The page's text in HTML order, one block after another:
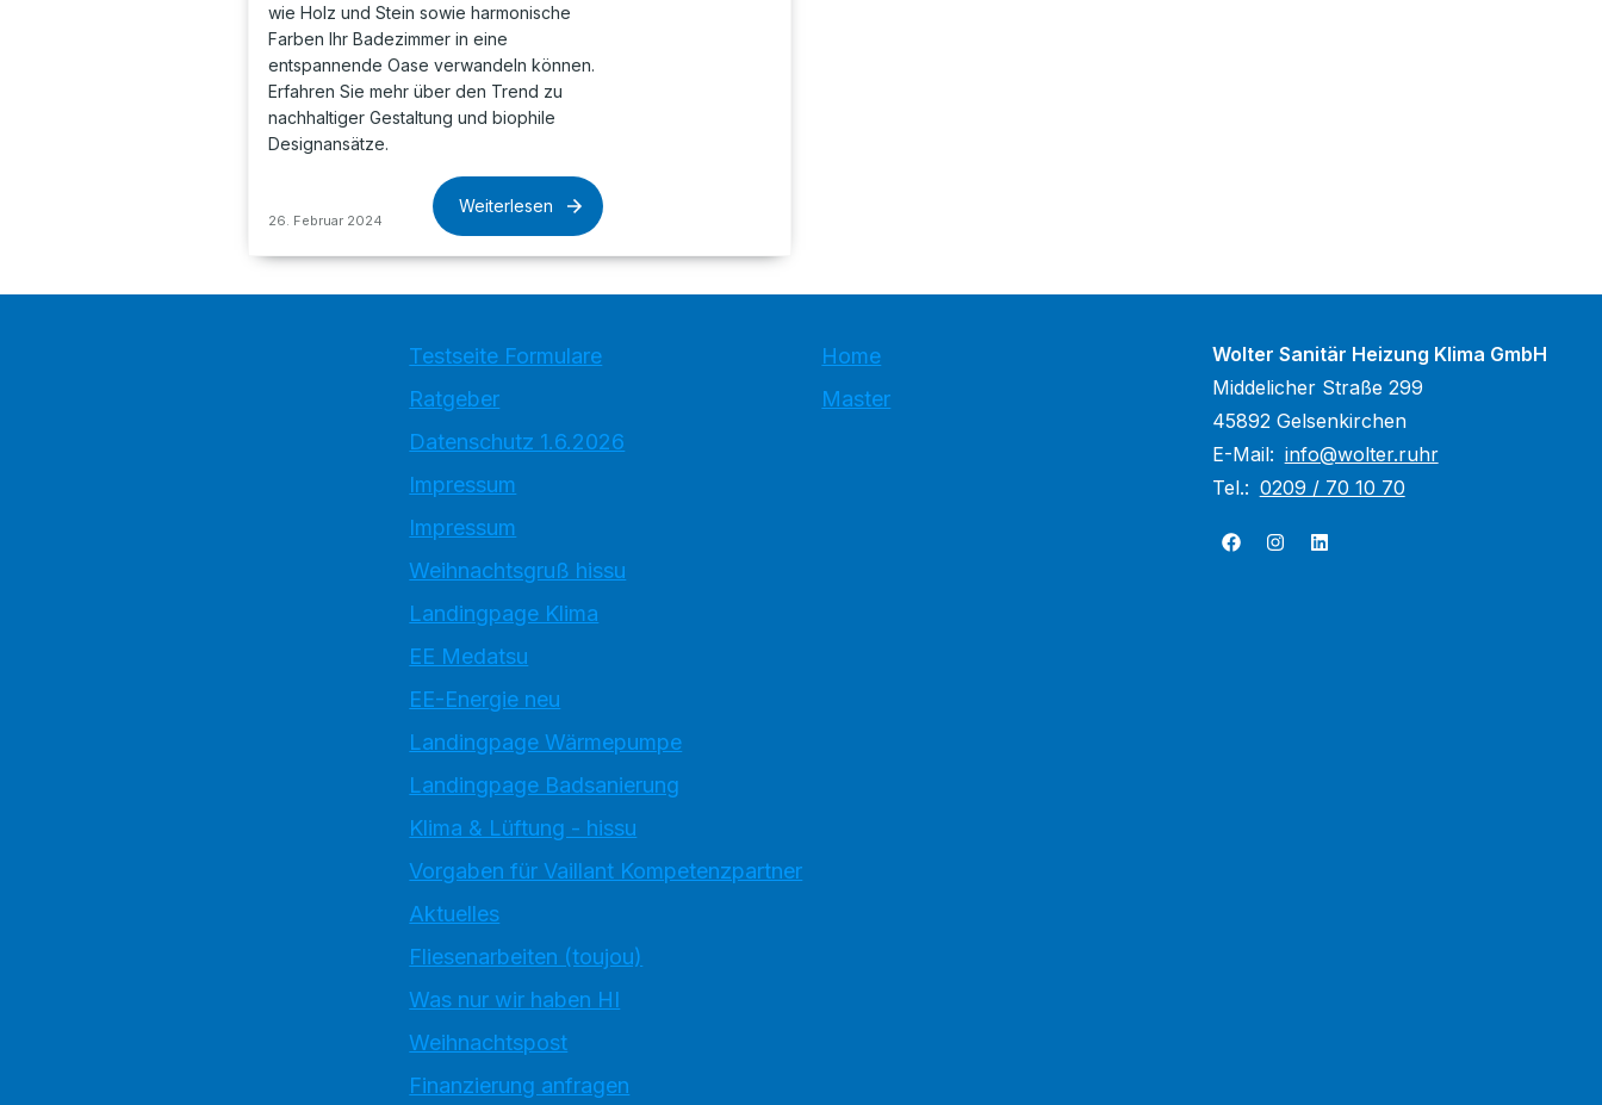
wie Holz und Stein sowie harmonische
Farben Ihr Badezimmer in eine
entspannende Oase verwandeln können.
Erfahren Sie mehr über den Trend zu
nachhaltiger Gestaltung und biophile
Designansätze.
26. Februar 2024
Weiterlesen
Testseite Formulare
Ratgeber
Datenschutz 1.6.2026
Impressum
Impressum
Weihnachtsgruß hissu
Landingpage Klima
EE Medatsu
EE-Energie neu
Landingpage Wärmepumpe
Landingpage Badsanierung
Klima & Lüftung - hissu
Vorgaben für Vaillant Kompetenzpartner
Aktuelles
Fliesenarbeiten (toujou)
Was nur wir haben HI
Weihnachtspost
Finanzierung anfragen
Home
Master
Wolter Sanitär Heizung Klima GmbH
Middelicher Straße 299
45892 Gelsenkirchen
E-Mail: info@wolter.ruhr
Tel.: 0209 / 70 10 70